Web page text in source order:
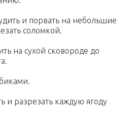
и порвать на небольшие
соломкой.
на сухой сковороде до
и разрезать каждую ягоду